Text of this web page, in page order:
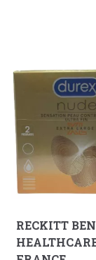
RECKITT